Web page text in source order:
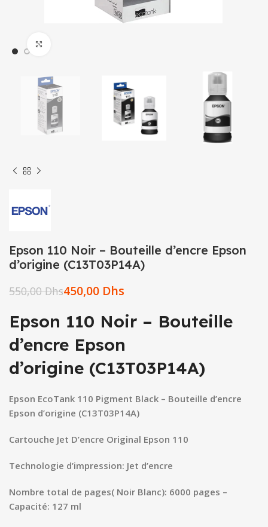
Epson 110 Noir – Bouteille d’encre Epson
d’origine (C13T03P14A)
550,00Dhs450,00 Dhs
Epson 110 Noir – Bouteille
d’encre Epson
d’origine (C13T03P14A)
Epson EcoTank 110 Pigment Black – Bouteille d’encre
Epson d’origine (C13T03P14A)
Cartouche Jet D’encre Original Epson 110
Technologie d’impression: Jet d’encre
Nombre total de pages( Noir Blanc): 6000 pages –
Capacité: 127 ml